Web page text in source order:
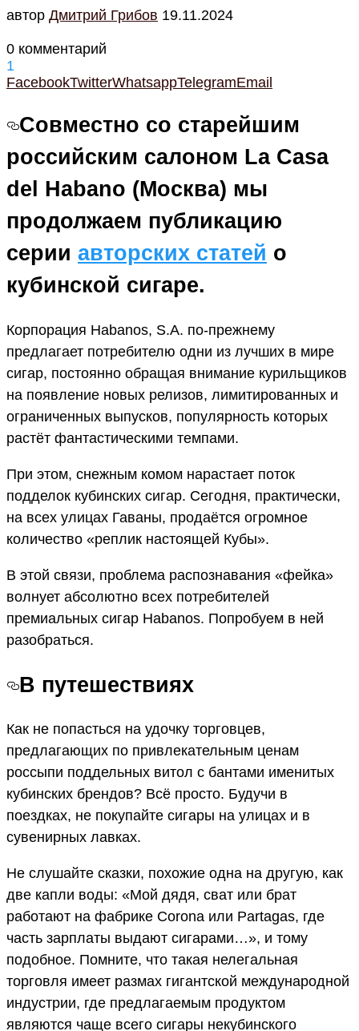
автор Дмитрий Грибов 19.11.2024
0 комментарий
1
FacebookTwitterWhatsappTelegramEmail
Совместно со старейшим
российским салоном La Casa
del Habano (Москва) мы
продолжаем публикацию
серии авторских статей о
кубинской сигаре.
Корпорация Habanos, S.A. по-прежнему
предлагает потребителю одни из лучших в мире
сигар, постоянно обращая внимание курильщиков
на появление новых релизов, лимитированных и
ограниченных выпусков, популярность которых
растёт фантастическими темпами.
При этом, снежным комом нарастает поток
подделок кубинских сигар. Сегодня, практически,
на всех улицах Гаваны, продаётся огромное
количество «реплик настоящей Кубы».
В этой связи, проблема распознавания «фейка»
волнует абсолютно всех потребителей
премиальных сигар Habanos. Попробуем в ней
разобраться.
В путешествиях
Как не попасться на удочку торговцев,
предлагающих по привлекательным ценам
россыпи поддельных витол с бантами именитых
кубинских брендов? Всё просто. Будучи в
поездках, не покупайте сигары на улицах и в
сувенирных лавках.
Не слушайте сказки, похожие одна на другую, как
две капли воды: «Мой дядя, сват или брат
работают на фабрике Corona или Partagas, где
часть зарплаты выдают сигарами…», и тому
подобное. Помните, что такая нелегальная
торговля имеет размах гигантской международной
индустрии, где предлагаемым продуктом
являются чаще всего сигары некубинского